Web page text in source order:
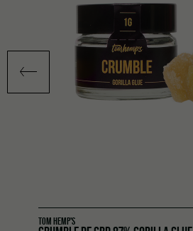
TOM HEMP'S